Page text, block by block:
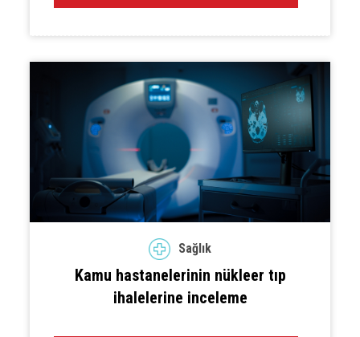
Sağlık
Kamu hastanelerinin nükleer tıp
ihalelerine inceleme